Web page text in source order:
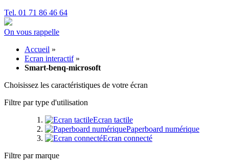
Tel. 01 71 86 46 64
On vous rappelle
Accueil »
Ecran interactif »
Smart-benq-microsoft
Choisissez les caractéristiques de votre écran
Filtre par type d'utilisation
Ecran tactile
Paperboard numérique
Ecran connecté
Filtre par marque